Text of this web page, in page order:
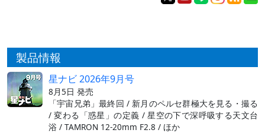
製品情報
星ナビ 2026年9月号
8月5日 発売
「宇宙兄弟」最終回 / 新月のペルセ群極大を見る・撮る
/ 変わる「惑星」の定義 / 星空の下で深呼吸する天文台
浴 / TAMRON 12-20mm F2.8 / ほか